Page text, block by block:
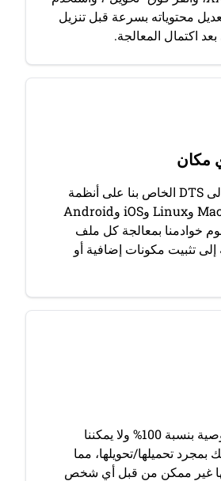
محتوياته بسرعة قبل تنزيل
مكان
يعمل محول XA إلى DTS الخاص بنا على أنظمة
Windows وMac OS وLinux وiOS وAndroid
خوادمنا بمعالجة كل ملف
إلى تثبيت مكونات إضافية أو
نحن نضمن الخصوصية بنسبة 100% ولا يمكننا
بمجرد تحميلها/تحويلها، مما
غير ممكن من قبل أي شخص